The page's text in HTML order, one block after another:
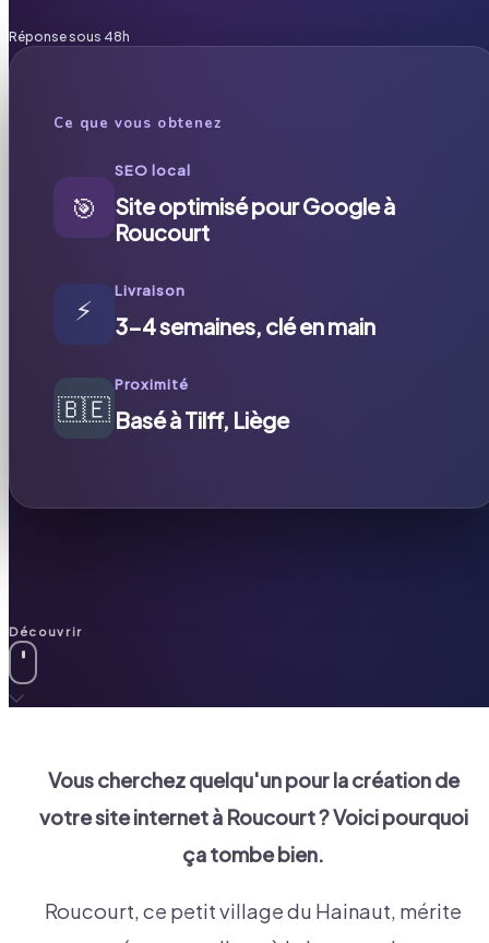
Réponse sous 48h
Ce que vous obtenez
🎯
SEO local
Site optimisé pour Google à
Roucourt
⚡
Livraison
3-4 semaines, clé en main
🇧🇪
Proximité
Basé à Tilff, Liège
Découvrir
Vous cherchez quelqu'un pour la création de
votre site internet à Roucourt? Voici pourquoi
ça tombe bien.
Roucourt, ce petit village du Hainaut, mérite